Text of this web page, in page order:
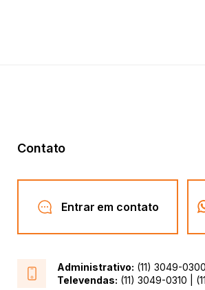
Contato
Entrar em contato
Administrativo: (11) 3049-0300
Televendas: (11) 3049-0310 |